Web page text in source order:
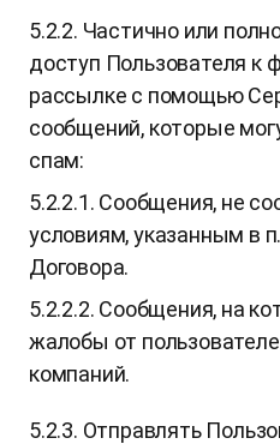
5.2.2. Частично или
доступ Пользователя к
рассылке с помощью
сообщений, которые
спам:
5.2.2.1. Сообщения, не
условиям, указанным в
Договора.
5.2.2.2. Сообщения, на
жалобы от
компаний.
5.2.3. Отправлять